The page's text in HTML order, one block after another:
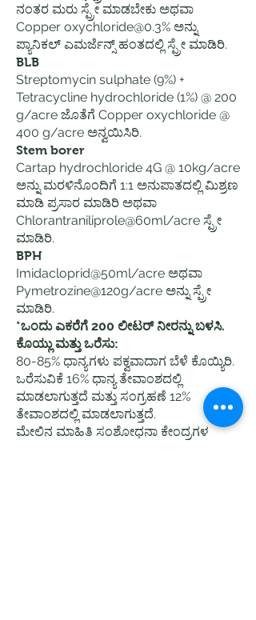
ನಂತರ ಮರು ಸ್ಪ್ರೇ ಮಾಡಬೇಕು ಅಥವಾ
Copper oxychloride@0.3% ಅನ್ನು
ಪ್ಯಾನಿಕಲ್ ಎಮರ್ಜೆನ್ಸ್ ಹಂತದಲ್ಲಿ ಸ್ಪ್ರೇ ಮಾಡಿರಿ.
BLB
Streptomycin sulphate (9%) +
Tetracycline hydrochloride (1%) @ 200
g/acre ಜೊತೆಗೆ Copper oxychloride @
400 g/acre ಅನ್ವಯಿಸಿರಿ.
Stem borer
Cartap hydrochloride 4G @ 10kg/acre
ಅನ್ನು ಮರಳಿನೊಂದಿಗೆ 1:1 ಅನುಪಾತದಲ್ಲಿ ಮಿಶ್ರಣ
ಮಾಡಿ ಪ್ರಸಾರ ಮಾಡಿರಿ ಅಥವಾ
Chlorantraniliprole@60ml/acre ಸ್ಪ್ರೇ
ಮಾಡಿರಿ.
BPH
Imidacloprid@50ml/acre ಅಥವಾ
Pymetrozine@120g/acre ಅನ್ನು ಸ್ಪ್ರೇ
ಮಾಡಿರಿ.
*ಒಂದು ಎಕರೆಗೆ 200 ಲೀಟರ್ ನೀರನ್ನು ಬಳಸಿ.
ಕೊಯ್ಲು ಮತ್ತು ಒರೆಸು:
80-85% ಧಾನ್ಯಗಳು ಪಕ್ವವಾದಾಗ ಬೆಳೆ ಕೊಯ್ಯಿರಿ.
ಒರೆಸುವಿಕೆ 16% ಧಾನ್ಯ ತೇವಾಂಶದಲ್ಲಿ
ಮಾಡಲಾಗುತ್ತದೆ ಮತ್ತು ಸಂಗ್ರಹಣೆ 12%
ತೇವಾಂಶದಲ್ಲಿ ಮಾಡಲಾಗುತ್ತದೆ.
ಮೇಲಿನ ಮಾಹಿತಿ ಸಂಶೋಧನಾ ಕೇಂದ್ರಗಳ